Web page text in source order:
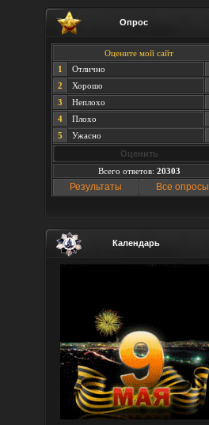
Опрос
Оцените мой сайт
1
Отлично
2
Хорошо
3
Неплохо
4
Плохо
5
Ужасно
Всего ответов: 20303
Результаты Все опросы
Календарь